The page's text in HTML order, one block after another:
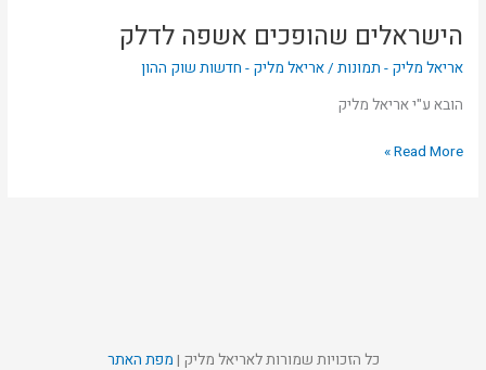
הישראלים שהופכים אשפה לדלק
אריאל מליק - תמונות /אריאל מליק - חדשות שוק ההון
הובא ע"י אריאל מליק
Read More »
כל הזכויות שמורות לאריאל מליק | מפת האתר